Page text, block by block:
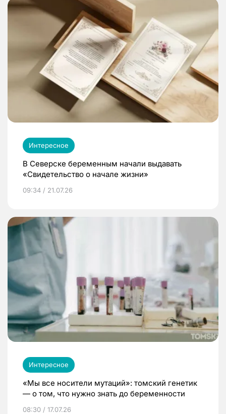
Интересное
В Северске беременным начали выдавать
«Свидетельство о начале жизни»
09:34 / 21.07.26
Интересное
«Мы все носители мутаций»: томский генетик
— о том, что нужно знать до беременности
08:30 / 17.07.26